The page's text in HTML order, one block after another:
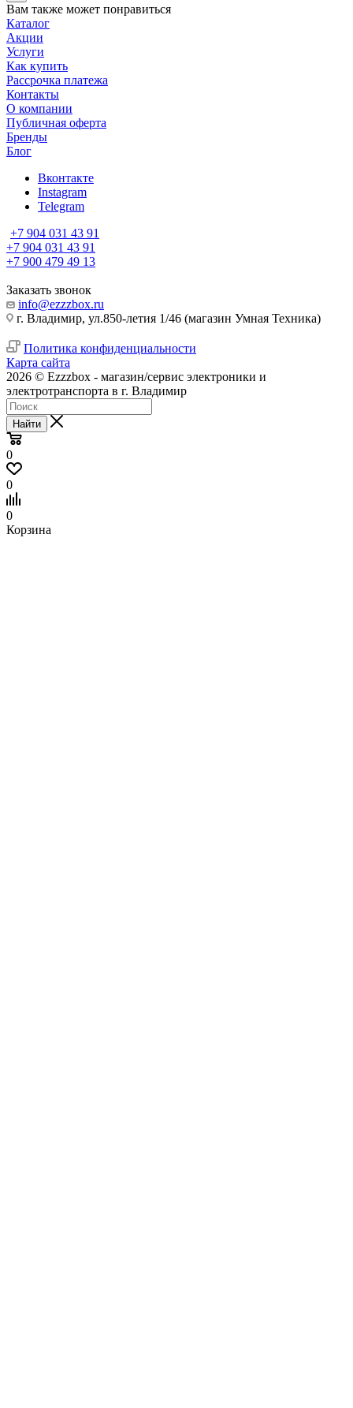
Вам также может понравиться
Каталог
Акции
Услуги
Как купить
Рассрочка платежа
Контакты
О компании
Публичная оферта
Бренды
Блог
Вконтакте
Instagram
Telegram
+7 904 031 43 91
+7 904 031 43 91
+7 900 479 49 13
Заказать звонок
info@ezzzbox.ru
г. Владимир, ул.850-летия 1/46 (магазин Умная Техника)
Политика конфиденциальности
Карта сайта
2026 © Ezzzbox - магазин/сервис электроники и
электротранспорта в г. Владимир
Найти
0
0
0
Корзина